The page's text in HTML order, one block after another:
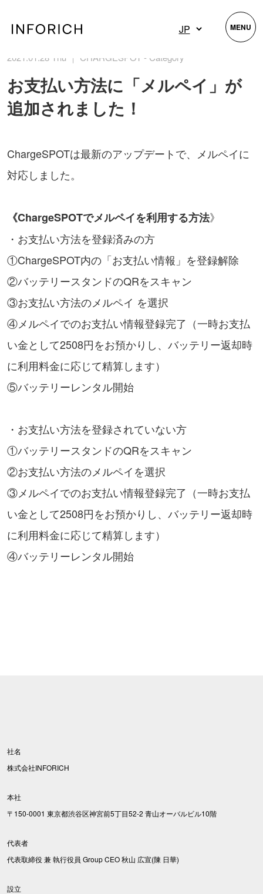
2021.01.28 Thu ｜ CHARGESPOT - Category
お支払い方法に「メルペイ」が
追加されました！
ChargeSPOTは最新のアップデートで、メルペイに
対応しました。
《ChargeSPOTでメルペイを利用する方法》
・お支払い方法を登録済みの方
①ChargeSPOT内の「お支払い情報」を登録解除
②バッテリースタンドのQRをスキャン
③お支払い方法のメルペイ を選択
④メルペイでのお支払い情報登録完了（一時お支払
い金として2508円をお預かりし、バッテリー返却時
に利用料金に応じて精算します）
⑤バッテリーレンタル開始
・お支払い方法を登録されていない方
①バッテリースタンドのQRをスキャン
②お支払い方法のメルペイを選択
③メルペイでのお支払い情報登録完了（一時お支払
い金として2508円をお預かりし、バッテリー返却時
に利用料金に応じて精算します）
④バッテリーレンタル開始
社名
株式会社INFORICH
本社
〒150-0001 東京都渋谷区神宮前5丁目52-2 青山オーバルビル10階
代表者
代表取締役 兼 執行役員 Group CEO 秋山 広宣(陳 日華)
設立
MENU